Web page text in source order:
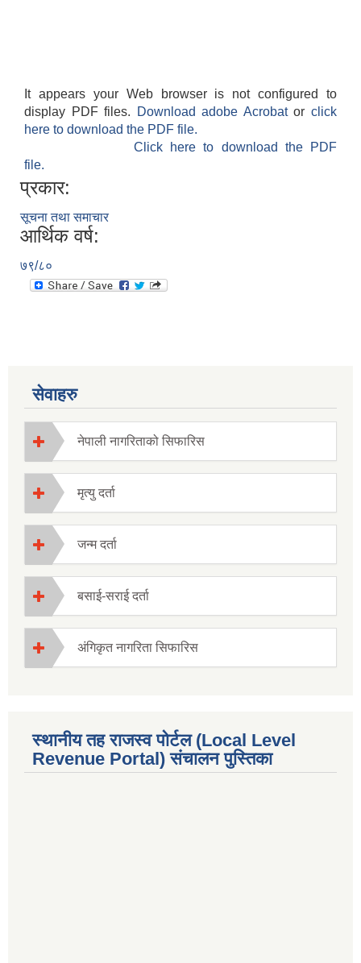
It appears your Web browser is not configured to
display PDF files.
Download adobe Acrobatorclick
here to download the PDF file.
Click here to download the PDF
file.
प्रकार:
सूचना तथा समाचार
आर्थिक वर्ष:
७९/८०
सेवाहरु
नेपाली नागरिताको सिफारिस
मृत्यु दर्ता
जन्म दर्ता
बसाई-सराई दर्ता
अंगिकृत नागरिता सिफारिस
स्थानीय तह राजस्व पोर्टल (Local Level
Revenue Portal) संचालन पुस्तिका